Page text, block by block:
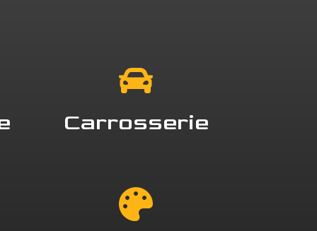
Carrosserie